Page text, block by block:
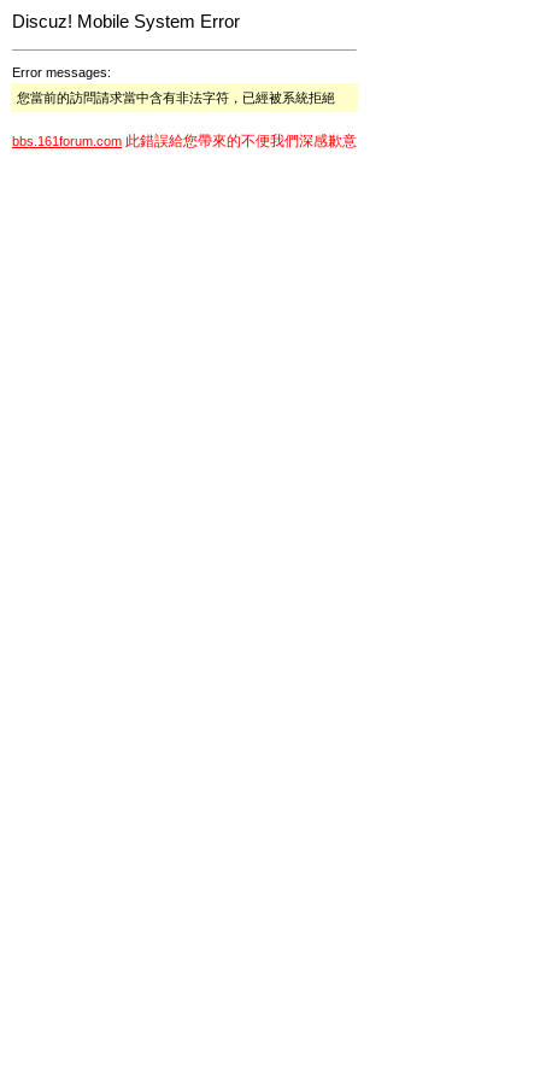
Discuz! Mobile System Error
Error messages:
您當前的訪問請求當中含有非法字符，已經被系統拒絕
bbs.161forum.com 此錯誤給您帶來的不便我們深感歉意